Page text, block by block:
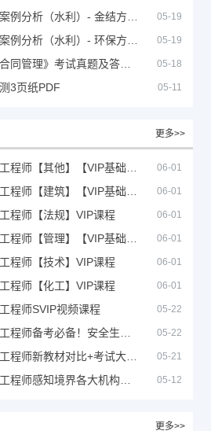
05-19
05-19
05-18
3页纸PDF 05-11
更多>>
06-01
06-01
程师【法规】VIP课程 06-01
06-01
程师【技术】VIP课程 06-01
程师【化工】VIP课程 06-01
程师SVIP视频课程 05-22
05-22
05-21
05-12
更多>>